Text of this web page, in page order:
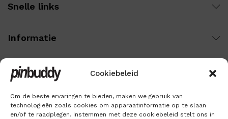
Cookiebeleid
Om de beste ervaringen te bieden, maken we gebruik van
technologieën zoals cookies om apparaatinformatie op te slaan
en/of te raadplegen. Instemmen met deze cookiebeleid stelt ons in
Snelle links
Informatie